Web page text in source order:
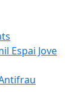
Espai Jove